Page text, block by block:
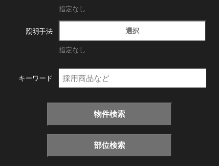
指定なし
照明手法 選択
指定なし
キーワード
物件検索
部位検索